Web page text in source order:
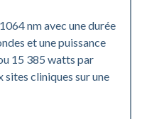
nm avec une durée
et une puissance
15 385 watts par
sites cliniques sur une